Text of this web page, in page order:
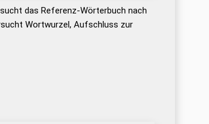
das Referenz-Wörterbuch nach
Wortwurzel, Aufschluss zur